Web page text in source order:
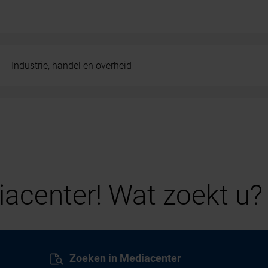
Industrie, handel en overheid
Wat zoekt u?
Zoeken in Mediacenter